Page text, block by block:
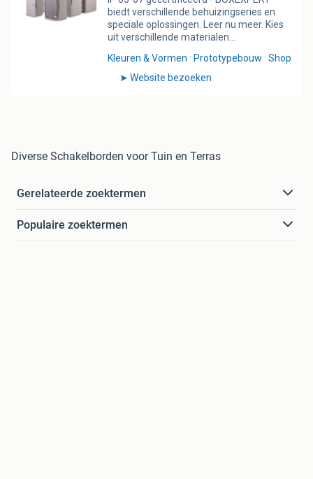
Diverse Schakelborden voor Tuin en Terras
Gerelateerde zoektermen
Populaire zoektermen